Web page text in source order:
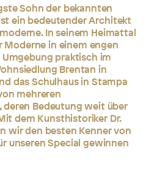
Sohn der bekannten
ein bedeutender Architekt
In seinem Heimattal
Moderne in einem engen
praktisch im
Brentan in
das Schulhaus in Stampa
mehreren
deren Bedeutung weit über
dem Kunsthistoriker Dr.
wir den besten Kenner von
unseren Special gewinnen